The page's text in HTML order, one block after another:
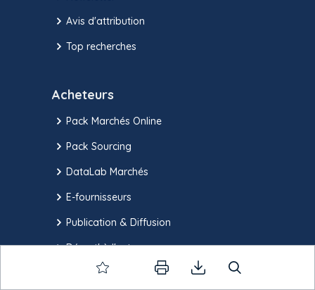
Avis d'attribution
Top recherches
Acheteurs
Pack Marchés Online
Pack Sourcing
DataLab Marchés
E-fournisseurs
Publication & Diffusion
Démat' à l'acte
E-Contacts